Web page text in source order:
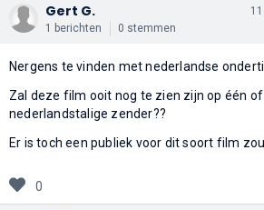
Gert G.
1 berichten 0 stemmen
Nergens te vinden met nederlandse
Zal deze film ooit nog te zien zijn op één
nederlandstalige zender??
Er is toch een publiek voor dit soort film
0